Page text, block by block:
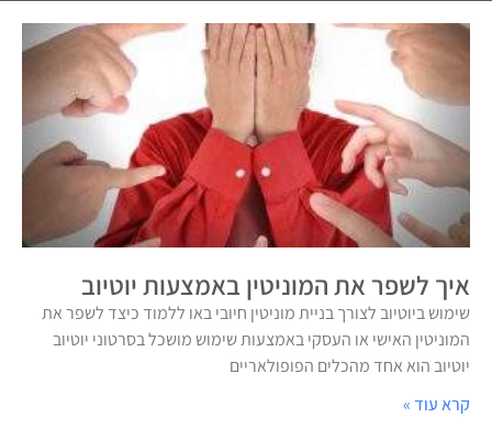
איך לשפר את המוניטין באמצעות יוטיוב
שימוש ביוטיוב לצורך בניית מוניטין חיובי באו ללמוד כיצד לשפר את
המוניטין האישי או העסקי באמצעות שימוש מושכל בסרטוני יוטיוב
יוטיוב הוא אחד מהכלים הפופולאריים
קרא עוד »